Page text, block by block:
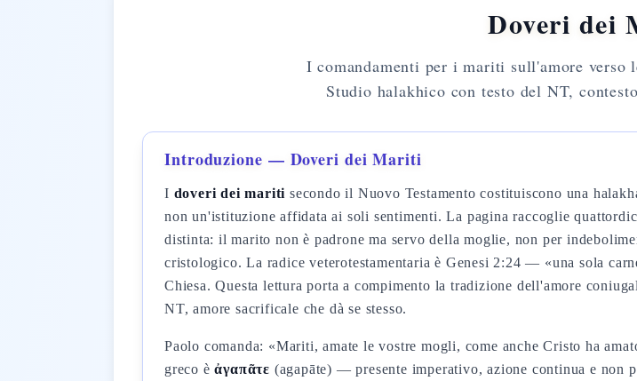
Doveri dei
I comandamenti per i mariti sull'amore verso
Studio halakhico con testo del NT,
Introduzione — Doveri dei Mariti
I doveri dei mariti secondo il Nuovo Testamento costituiscono una
non un'istituzione affidata ai soli sentimenti. La pagina raccoglie
distinta: il marito non è padrone ma servo della moglie, non per
cristologico. La radice veterotestamentaria è Genesi 2:24 — «una sola
Chiesa. Questa lettura porta a compimento la tradizione dell'amore
NT, amore sacrificale che dà se stesso.
Paolo comanda: «Mariti, amate le vostre mogli, come anche Cristo ha
greco èἀγαπᾶτε (agapāte) — presente imperativo, azione continua e non